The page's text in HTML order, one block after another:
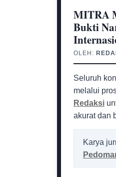
MITRA
Bukti
OLEH:
Seluruh
melalui
Redaksi
akurat dan
Karya